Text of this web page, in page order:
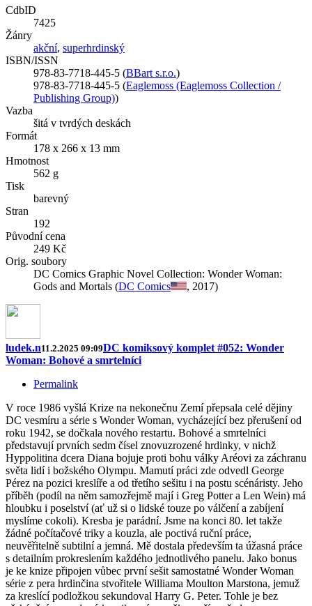
CdbID
7425
Žánry
akční, superhrdinský
ISBN/ISSN
978-83-7718-445-5 (BBart s.r.o.)
978-83-7718-445-5 (Eaglemoss (Eaglemoss Collection /
Publishing Group))
Vazba
šitá v tvrdých deskách
Formát
178 x 266 x 13 mm
Hmotnost
562 g
Tisk
barevný
Stran
192
Původní cena
249 Kč
Orig. soubory
DC Comics Graphic Novel Collection: Wonder Woman:
Gods and Mortals (DC Comics , 2017)
ludek.n11.2.2025 09:09DC komiksový komplet #052: Wonder
Woman: Bohové a smrtelníci
Permalink
V roce 1986 vyšlá Krize na nekonečnu Zemí přepsala celé dějiny
DC vesmíru a série s Wonder Woman, vycházející bez přerušení od
roku 1942, se dočkala nového restartu. Bohové a smrtelníci
představují prvních sedm čísel znovuzrozené hrdinky, v nichž
Hyppolitina dcera Diana bojuje proti bohu války Aréovi za záchranu
světa lidí i božského Olympu. Mamutí práci zde odvedl George
Pérez na pozici kreslíře a od třetího sešitu i na postu scénáristy. Jeho
příběh (podíl na něm samozřejmě mají i Greg Potter a Len Wein) má
hloubku i poselství (ať už si o lidské touze po válčení a zabíjení
myslíme cokoli). Kresba je parádní. Jsme na konci 80. let takže
žádné počítačové triky a kouzla, ale poctivá ruční práce,
neuvěřitelně subtilní a jemná. Mě dostala především ta úžasná práce
s detailním prokreslením každého jednotlivého panelu. Jako bonus
je ke knize připojen vůbec první sešit samostatné Wonder Woman
série z pera hrdinčina stvořitele Williama Moulton Marstona, jemuž
za kreslící podložkou sekundoval Harry G. Peter. Tohle je bez